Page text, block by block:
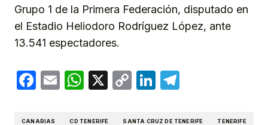
Grupo 1 de la Primera Federación, disputado en
el Estadio Heliodoro Rodríguez López, ante
13.541 espectadores.
Facebook
EmailWhatsApp
X
CopyLinkedIn
CANARIAS CD TENERIFE SANTA CRUZ DE TENERIFE TENERIFE